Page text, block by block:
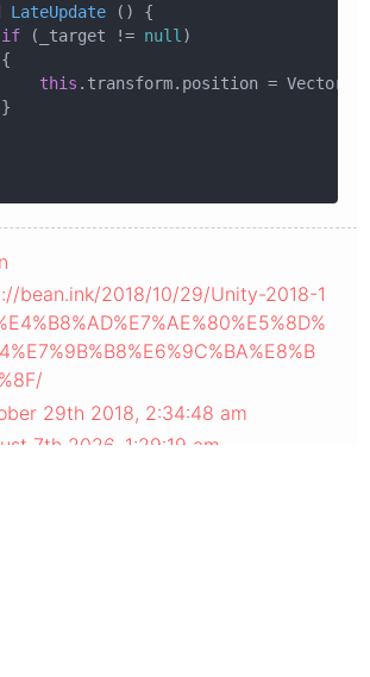
LateUpdate ()
{
if (_target != null )
{
this .transform.position =
bean.ink/2018/10/29/Unity-2018-1
29th 2018, 2:34:48 am
7th 2026, 1:29:19 am